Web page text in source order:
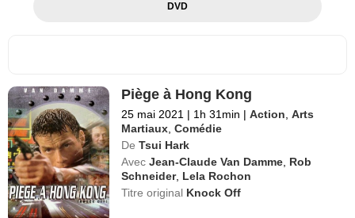
DVD
Piège à Hong Kong
25 mai 2021 | 1h 31min | Action ,Arts
Martiaux ,Comédie
De Tsui Hark
Avec Jean-Claude Van Damme Rob
Schneider, Lela Rochon
Titre original Knock Off